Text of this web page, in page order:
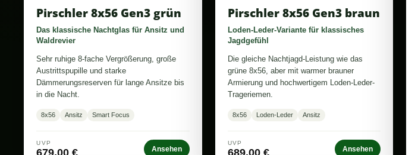
Pirschler 8x56 Gen3 grün
Das klassische Nachtglas für Ansitz und
Waldrevier
Sehr ruhige 8-fache Vergrößerung, große
Austrittspupille und starke
Dämmerungsreserven für lange Ansitze bis
in die Nacht.
8x56 Ansitz Smart Focus
UVP
679,00 € Ansehen
Pirschler 8x56 Gen3 braun
Loden-Leder-Variante für klassisches
Jagdgefühl
Die gleiche Nachtjagd-Leistung wie das
grüne 8x56, aber mit warmer brauner
Armierung und hochwertigem Loden-Leder-
Trageriemen.
8x56 Loden-Leder Ansitz
UVP
689,00 € Ansehen